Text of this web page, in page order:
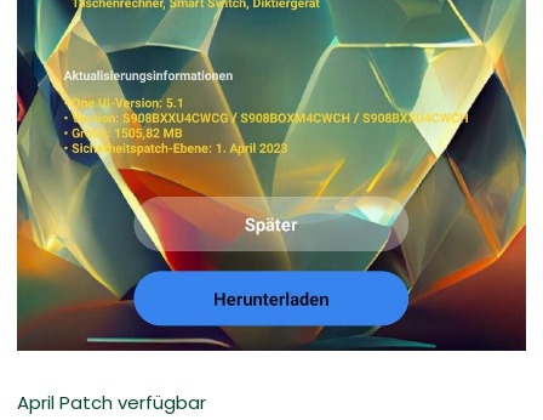
April Patch verfügbar